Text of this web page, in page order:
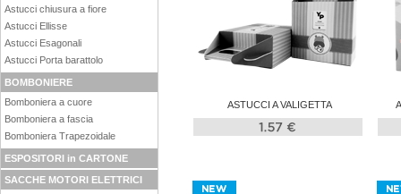
Astucci chiusura a fiore
Astucci Ellisse
Astucci Esagonali
Astucci Porta barattolo
BOMBONIERE
Bomboniera a cuore
Bomboniera a fascia
Bomboniera Trapezoidale
ESPOSITORI in CARTONE
SACCHE MOTORI ELETTRICI
ASTUCCI A VALIGETTA